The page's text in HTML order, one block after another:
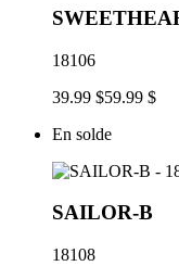
18106
39.99 $59.99 $
En solde
SAILOR-B
18108